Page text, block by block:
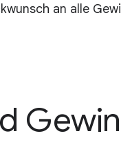
an alle